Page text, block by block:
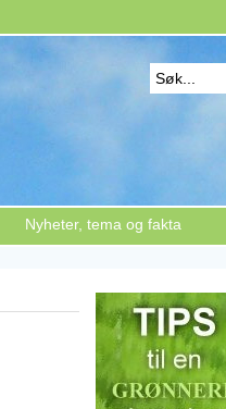
Nyheter, tema og fakta